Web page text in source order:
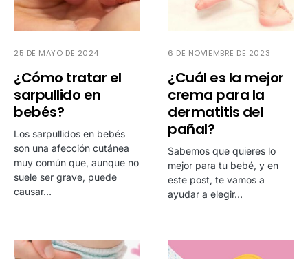
25 DE MAYO DE 2024
¿Cómo tratar el
sarpullido en
bebés?
Los sarpullidos en bebés
son una afección cutánea
muy común que, aunque no
suele ser grave, puede
causar…
6 DE NOVIEMBRE DE 2023
¿Cuál es la mejor
crema para la
dermatitis del
pañal?
Sabemos que quieres lo
mejor para tu bebé, y en
este post, te vamos a
ayudar a elegir…